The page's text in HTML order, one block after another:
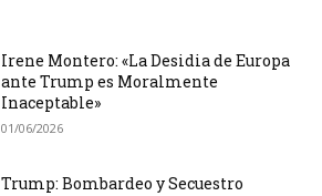
Irene Montero: «La Desidia de Europa
ante Trump es Moralmente
Inaceptable»
01/06/2026
Trump: Bombardeo y Secuestro